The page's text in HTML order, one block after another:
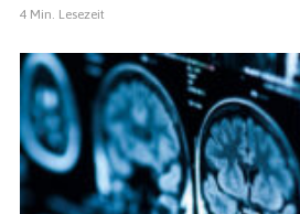
4 Min. Lesezeit